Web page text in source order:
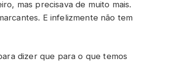
mas precisava de muito mais.
E infelizmente não tem
dizer que para o que temos